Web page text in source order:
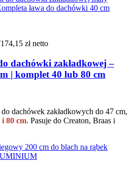
174,15 zł netto
dachówki zakładkowej –
| komplet 40 lub 80 cm
dachówek zakładkowych do 47 cm,
i 80 cm. Pasuje do Creaton, Braas i